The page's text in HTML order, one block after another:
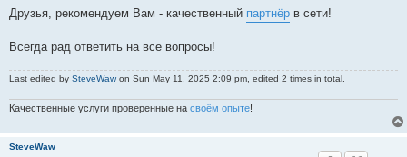
s
Друзья, рекомендуем Вам - качественный партнёр в сети!
Всегда рад ответить на все вопросы!
Last edited by SteveWaw on Sun May 11, 2025 2:09 pm, edited 2 times in total.
Качественные услуги проверенные на своём опыте!
SteveWaw